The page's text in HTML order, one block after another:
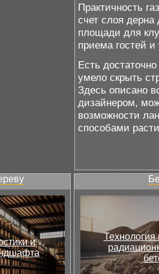
Практичность
счет слоя
площади для
приема гостей и
Есть
умело скрыть
Здесь описано
дизайнером,
возможности
способами
и
Технология